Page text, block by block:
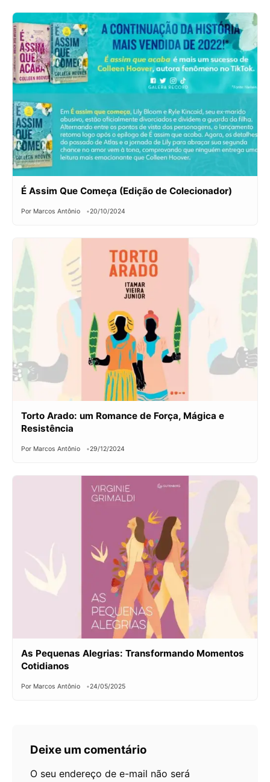
É Assim Que Começa (Edição de Colecionador)
Por Marcos Antônio 20/10/2024
Torto Arado: um Romance de Força, Mágica e
Resistência
Por Marcos Antônio 29/12/2024
As Pequenas Alegrias: Transformando Momentos
Cotidianos
Por Marcos Antônio 24/05/2025
Deixe um comentário
O seu endereço de e-mail não será